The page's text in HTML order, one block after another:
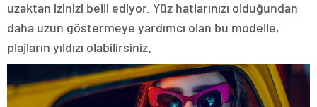
uzaktan izinizi belli ediyor. Yüz hatlarınızı olduğundan
daha uzun göstermeye yardımcı olan bu modelle,
plajların yıldızı olabilirsiniz.